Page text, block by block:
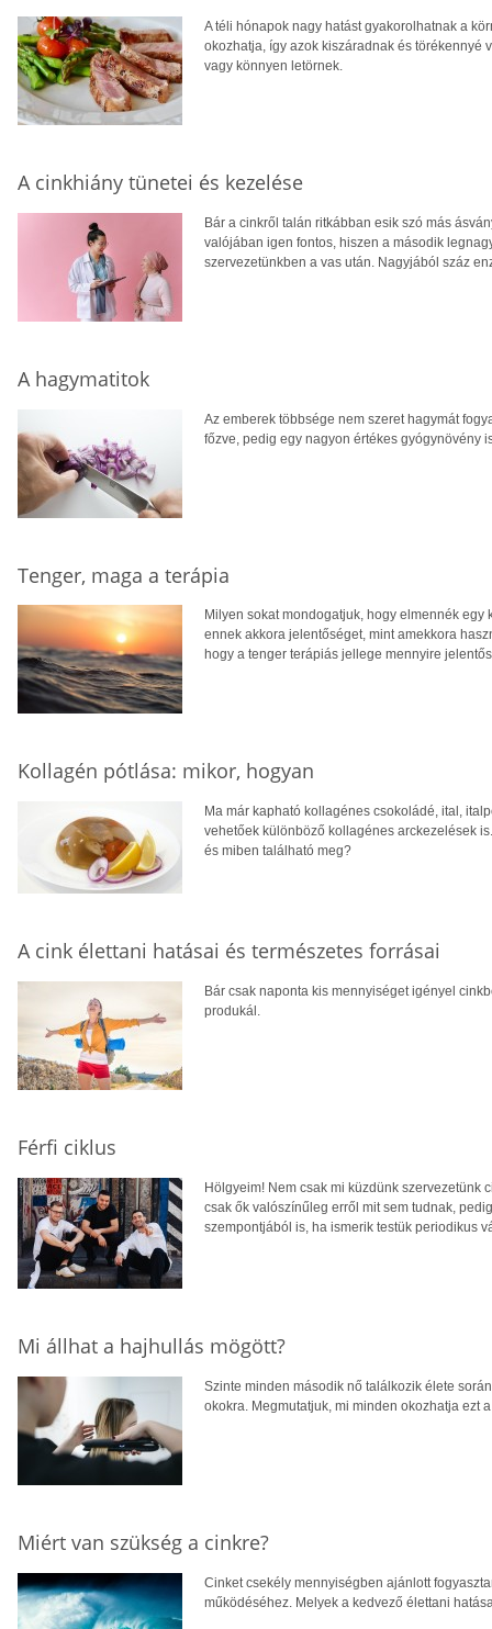
A téli hónapok nagy hatást gyakorolhatnak a
okozhatja, így azok kiszáradnak és törékennyé
vagy könnyen letörnek.
A cinkhiány tünetei és kezelése
Bár a cinkről talán ritkábban esik szó más
valójában igen fontos, hiszen a második
szervezetünkben a vas után. Nagyjából száz
A hagymatitok
Az emberek többsége nem szeret hagymát
főzve, pedig egy nagyon értékes gyógynövény
Tenger, maga a terápia
Milyen sokat mondogatjuk, hogy elmennék
ennek akkora jelentőséget, mint amekkora
hogy a tenger terápiás jellege mennyire
Kollagén pótlása: mikor, hogyan
Ma már kapható kollagénes csokoládé, ital,
vehetőek különböző kollagénes arckezelések
és miben található meg?
A cink élettani hatásai és természetes forrásai
Bár csak naponta kis mennyiséget igényel
produkál.
Férfi ciklus
Hölgyeim! Nem csak mi küzdünk szervezetünk
csak ők valószínűleg erről mit sem tudnak,
szempontjából is, ha ismerik testük periodikus
Mi állhat a hajhullás mögött?
Szinte minden második nő találkozik élete
okokra. Megmutatjuk, mi minden okozhatja ezt
Miért van szükség a cinkre?
Cinket csekély mennyiségben ajánlott
működéséhez. Melyek a kedvező élettani